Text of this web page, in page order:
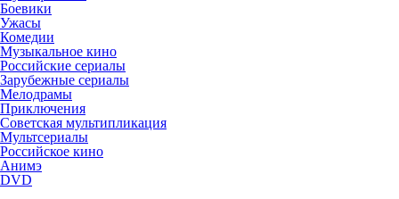
Боевики
Ужасы
Комедии
Музыкальное кино
Российские сериалы
Зарубежные сериалы
Мелодрамы
Приключения
Советская мультипликация
Мультсериалы
Российское кино
Анимэ
DVD